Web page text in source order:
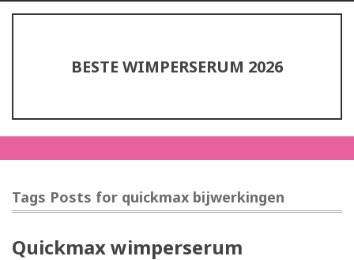
BESTE WIMPERSERUM 2026
Tags Posts for quickmax bijwerkingen
Quickmax wimperserum